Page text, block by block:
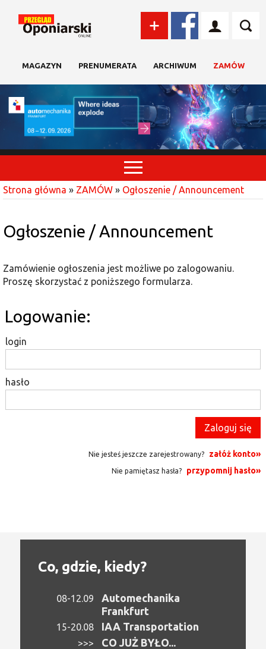
MAGAZYN PRENUMERATA ARCHIWUM ZAMÓW
Strona główna » ZAMÓW » Ogłoszenie / Announcement
Ogłoszenie / Announcement
Zamówienie ogłoszenia jest możliwe po zalogowaniu.
Proszę skorzystać z poniższego formularza.
Logowanie:
login
hasło
Nie jesteś jeszcze zarejestrowany? załóż konto»
Nie pamiętasz hasła? przypomnij hasło»
Co, gdzie, kiedy?
08-12.09
Automechanika
Frankfurt
15-20.08 IAA Transportation
>>> CO JUŻ BYŁO...